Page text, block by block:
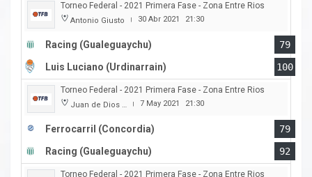
Torneo Federal - 2021 Primera Fase - Zona Entre Rios
Antonio Giusto | 30 Abr 2021 21:30
Racing (Gualeguaychu)
79
Luis Luciano (Urdinarrain)
100
Torneo Federal - 2021 Primera Fase - Zona Entre Rios
Juan de Dios Obregon | 7 May 2021 21:30
Ferrocarril (Concordia)
79
Racing (Gualeguaychu)
92
Torneo Federal - 2021 Primera Fase - Zona Entre Rios